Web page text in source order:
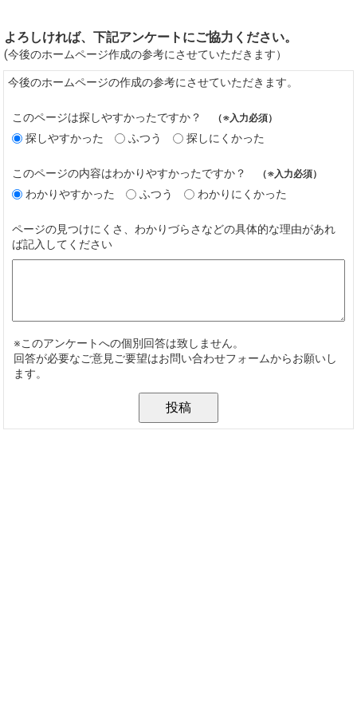
よろしければ、下記アンケートにご協力ください。
(今後のホームページ作成の参考にさせていただきます）
今後のホームページの作成の参考にさせていただきます。
このページは探しやすかったですか？ （※入力必須）
探しやすかった ふつう 探しにくかった
このページの内容はわかりやすかったですか？ （※入力必須）
わかりやすかった ふつう わかりにくかった
ページの見つけにくさ、わかりづらさなどの具体的な理由があれ
ば記入してください
※このアンケートへの個別回答は致しません。
回答が必要なご意見ご要望はお問い合わせフォームからお願いし
ます。